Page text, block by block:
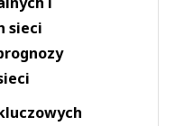
sieci